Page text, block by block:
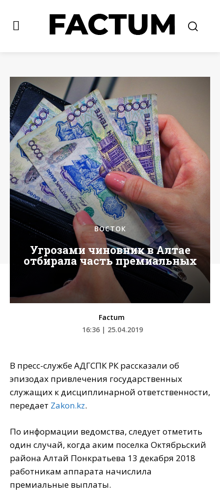
ВОСТОК
Угрозами чиновник в Алтае
отбирала часть премиальных
Factum
16:36 | 25.04.2019
В пресс-службе АДГСПК РК рассказали об
эпизодах привлечения государственных
служащих к дисциплинарной ответственности,
передает Zakon.kz.
По информации ведомства, следует отметить
один случай, когда аким поселка Октябрьский
района Алтай Понкратьева 13 декабря 2018
работникам аппарата начислила
премиальные выплаты.